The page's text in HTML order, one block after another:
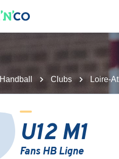
Handball Clubs Loire-
U12 M1
Fans HB Ligne